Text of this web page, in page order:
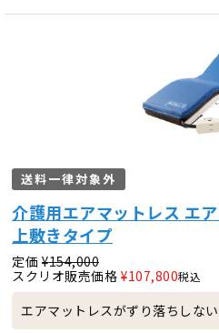
送料一律対象外
介護用エアマットレス エ
上敷きタイプ
定価 ¥154,000
スクリオ販売価格 ¥107,800税込
エアマットレスがずり落ちしな